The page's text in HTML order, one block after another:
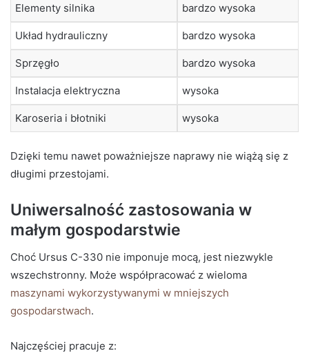
Elementy silnika bardzo wysoka
Układ hydrauliczny bardzo wysoka
Sprzęgło bardzo wysoka
Instalacja elektryczna wysoka
Karoseria i błotniki wysoka
Dzięki temu nawet poważniejsze naprawy nie wiążą się z
długimi przestojami.
Uniwersalność zastosowania w
małym gospodarstwie
Choć Ursus C-330 nie imponuje mocą, jest niezwykle
wszechstronny. Może współpracować z wieloma
maszynami wykorzystywanymi w mniejszych
gospodarstwach.
Najczęściej pracuje z: